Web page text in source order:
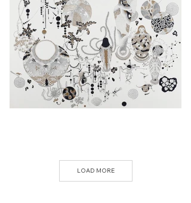
LOAD MORE